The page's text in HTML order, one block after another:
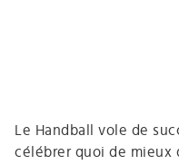
Le Handball vole de
célébrer quoi de